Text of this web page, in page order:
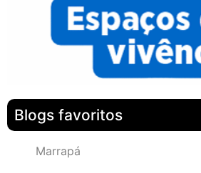
Blogs favoritos
Marrapá